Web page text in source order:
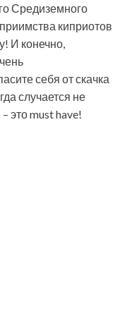
Средиземного
киприотов
И конечно,
себя отскачка
случается не
это must have!